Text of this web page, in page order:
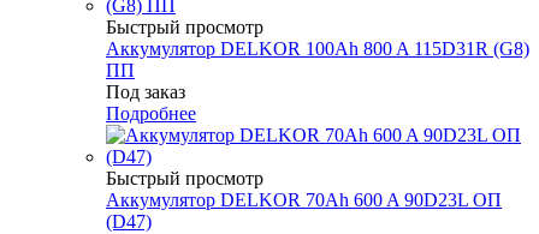
Быстрый просмотр
Аккумулятор DELKOR 100Ah 800 A 115D31R (G8)
ПП
Под заказ
Подробнее
Быстрый просмотр
Аккумулятор DELKOR 70Ah 600 A 90D23L ОП
(D47)